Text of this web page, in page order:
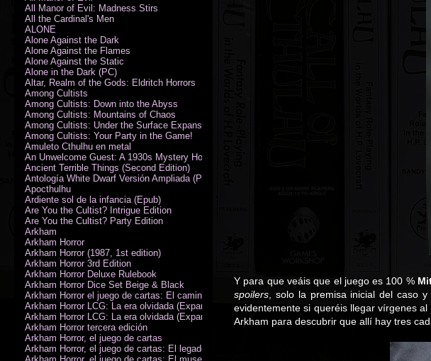
Y para que veáis que el juego es 100 %
spoilers , solo la premisa inicial del caso
evidentemente si queréis llegar vírgenes
Arkham para descubrir que allí hay tres
All Manor of Evil: Madness Stirs
All the Cardinal's Men
ALONE
Alone Against the Dark
Alone Against the Flames
Alone Against the Static
Alone in the Dark (PC)
Altar, Realm of the Gods: Eldritch Horrors
Among Cultists
Among Cultists: Down into the Abyss
Among Cultists: Mountains of Chaos
Among Cultists: Under the Surface Expansion
Among Cultists: Your Party in the Game!
Amuleto Cthulhu en metal
An Unwelcome Guest: A 1930s Mystery Horror Adventure RPG
Ancient Terrible Things (Second Edition)
Antología White Dwarf Versión Ampliada (PDF)
Apocthulhu
Ardiente sol de la infancia (Epub)
Are You the Cultist? Intrigue Edition
Are You the Cultist? Party Edition
Arkham
Arkham Horror
Arkham Horror (1987, 1st edition)
Arkham Horror 3rd Edition
Arkham Horror Deluxe Rulebook
Arkham Horror Dice Set Beige & Black
Arkham Horror el juego de cartas: El camino a Carcosa - Exp. campaña
Arkham Horror LCG: La era olvidada (Expansión de campaña)
Arkham Horror LCG: La era olvidada (Expansión de investigadores)
Arkham Horror tercera edición
Arkham Horror, el juego de cartas
Arkham Horror, el juego de cartas: El legado de Dunwich expansión